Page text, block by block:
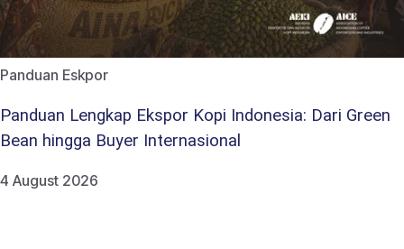
Panduan Eskpor
Panduan Lengkap Ekspor Kopi Indonesia: Dari Green
Bean hingga Buyer Internasional
4 August 2026